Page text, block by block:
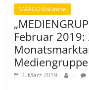
SMAGO Kolumne
Februar 2019:
Mediengruppe
2. März 2019 .